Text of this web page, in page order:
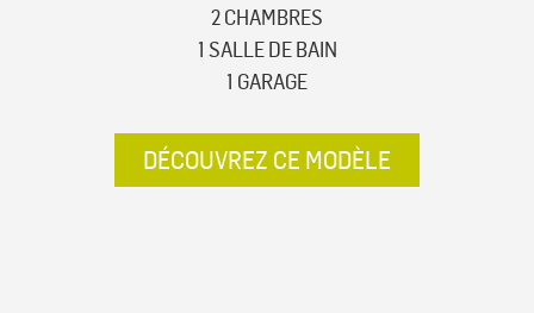
2 CHAMBRES
1 SALLE DE BAIN
1 GARAGE
DÉCOUVREZ CE MODÈLE